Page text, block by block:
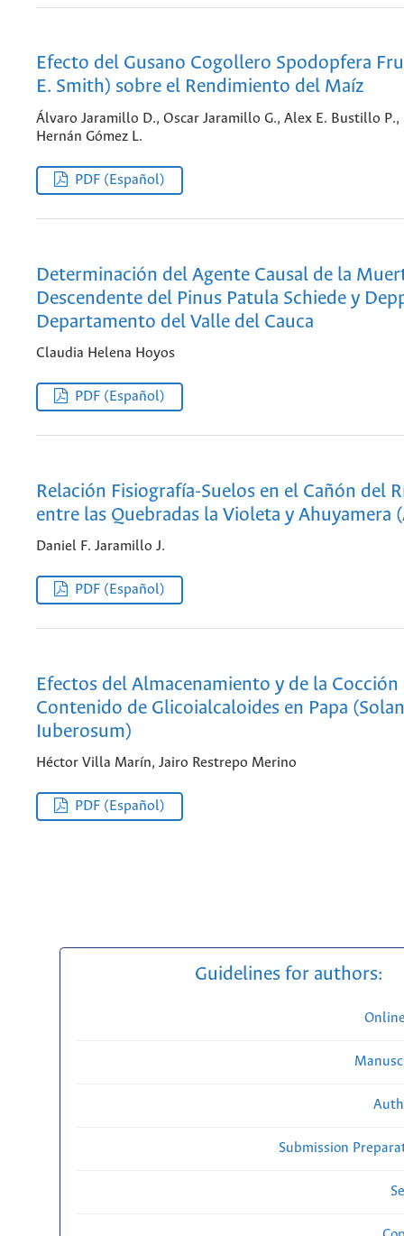
Efecto del Gusano Cogollero Spodopfera
E. Smith) sobre el Rendimiento del Maíz
Álvaro Jaramillo D., Oscar Jaramillo G., Alex E. Bustillo P.,
Hernán Gómez L.
PDF (Español)
Determinación del Agente Causal de la
Descendente del Pinus Patula Schiede y
Departamento del Valle del Cauca
Claudia Helena Hoyos
PDF (Español)
Relación Fisiografía-Suelos en el Cañón del
entre las Quebradas la Violeta y Ahuyamera
Daniel F. Jaramillo J.
PDF (Español)
Efectos del Almacenamiento y de la Cocción
Contenido de Glicoialcaloides en Papa
Iuberosum)
Héctor Villa Marín, Jairo Restrepo Merino
PDF (Español)
Guidelines for authors:
Submission